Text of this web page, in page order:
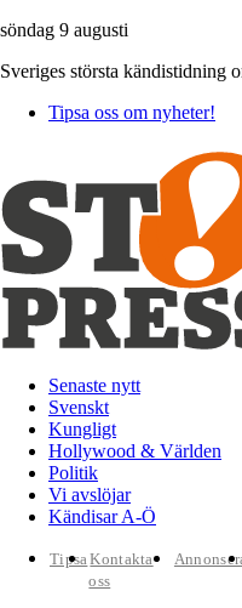
söndag 9 augusti
Sveriges största kändistidning
Tipsa oss om nyheter!
Senaste nytt
Svenskt
Kungligt
Hollywood & Världen
Politik
Vi avslöjar
Kändisar A-Ö
TipsaKontakta
oss